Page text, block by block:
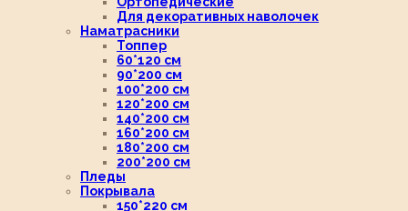
Для декоративных наволочек
Наматрасники
Топпер
60*120 см
90*200 см
100*200 см
120*200 см
140*200 см
160*200 см
180*200 см
200*200 см
Пледы
Покрывала
150*220 см